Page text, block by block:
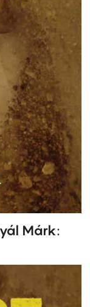
Márk: